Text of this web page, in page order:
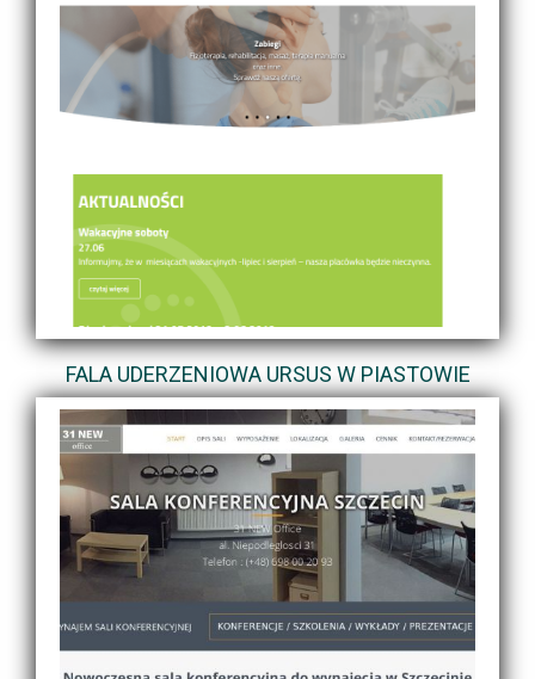
FALA UDERZENIOWA URSUS W PIASTOWIE